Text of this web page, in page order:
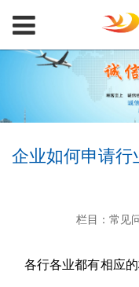
企业如何申请行
栏目：常见
各行各业都有相应